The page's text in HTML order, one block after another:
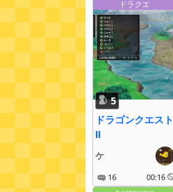
ドラクエ
5
ドラゴンクエスト
Ⅱ
ケ
16 00:16